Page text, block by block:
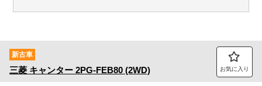
新古車
三菱 キャンター 2PG-FEB80 (2WD) お気に入り